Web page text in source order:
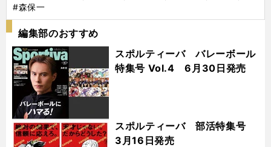
#森保一
編集部のおすすめ
スポルティーバ バレーボール
特集号 Vol.4 6月30日発売
スポルティーバ 部活特集号
3月16日発売